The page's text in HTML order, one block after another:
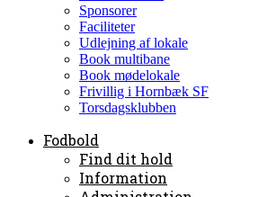
Sponsorer
Faciliteter
Udlejning af lokale
Book multibane
Book mødelokale
Frivillig i Hornbæk SF
Torsdagsklubben
Fodbold
Find dit hold
Information